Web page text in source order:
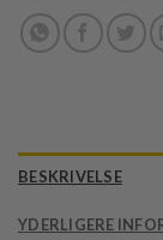
BESKRIVELSE
YDERLIGERE